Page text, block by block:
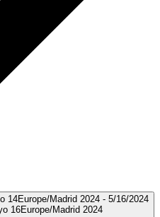
14Europe/Madrid 2024 - 5/16/2024
16Europe/Madrid 2024